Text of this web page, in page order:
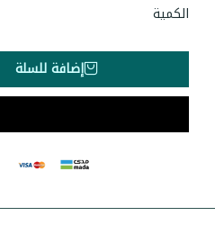
الكمية
إضافة للسلة